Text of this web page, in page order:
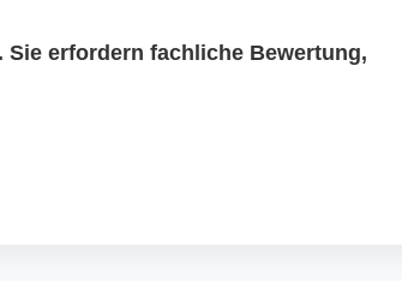
erfordern fachliche Bewertung,